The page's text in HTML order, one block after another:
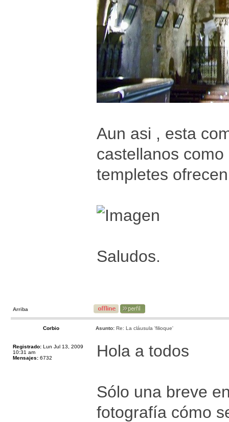
Aun asi , esta
castellanos
templetes
Saludos.
Arriba
Corbio Asunto: Re: La cláusula 'filioque'
Registrado: Lun Jul 13, 2009
10:31 am
Mensajes: 6732 Hola a todos
Sólo una breve
fotografía cómo